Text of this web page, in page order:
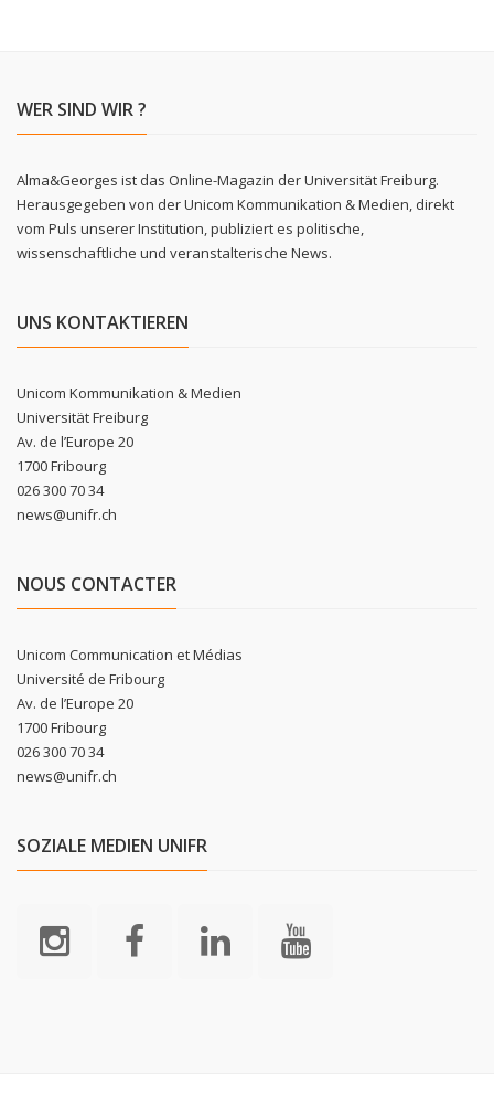
WER SIND WIR ?
Alma&Georges ist das Online-Magazin der Universität Freiburg.
Herausgegeben von der Unicom Kommunikation & Medien, direkt
vom Puls unserer Institution, publiziert es politische,
wissenschaftliche und veranstalterische News.
UNS KONTAKTIEREN
Unicom Kommunikation & Medien
Universität Freiburg
Av. de l’Europe 20
1700 Fribourg
026 300 70 34
news@unifr.ch
NOUS CONTACTER
Unicom Communication et Médias
Université de Fribourg
Av. de l’Europe 20
1700 Fribourg
026 300 70 34
news@unifr.ch
SOZIALE MEDIEN UNIFR